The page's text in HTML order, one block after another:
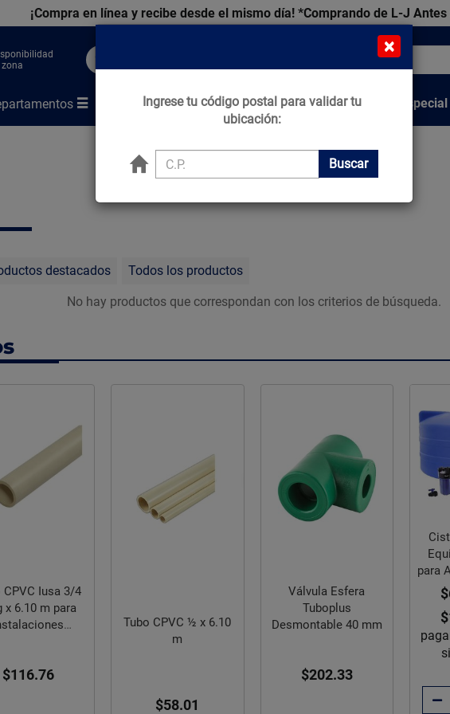
¡Compra en línea y recibe desde el mismo día! *Comprando de L-J
Marcas Tips que Construyen Venta Especial
destacados Todos los productos
No hay productos que correspondan con los criterios de búsqueda.
CPVC Iusa 3/4
x 6.10 m para
$116.76
Tubo CPVC ½ x 6.10
m
$58.01
Válvula Esfera
Tuboplus
Desmontable 40 mm
$202.33
para
×
Ingrese tu código postal para validar tu
ubicación:
Buscar